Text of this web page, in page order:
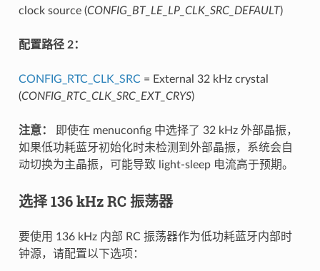
clock source (CONFIG_BT_LE_LP_CLK_SRC_DEFAULT)
配置路径 2：
CONFIG_RTC_CLK_SRC= External 32 kHz crystal
(CONFIG_RTC_CLK_SRC_EXT_CRYS)
注意：
即使在 menuconfig 中选择了 32 kHz 外部晶振，
如果低功耗蓝牙初始化时未检测到外部晶振，系统会自
动切换为主晶振，可能导致 light-sleep 电流高于预期。
选择 136 kHz RC 振荡器
要使用 136 kHz 内部 RC 振荡器作为低功耗蓝牙内部时
钟源，请配置以下选项：